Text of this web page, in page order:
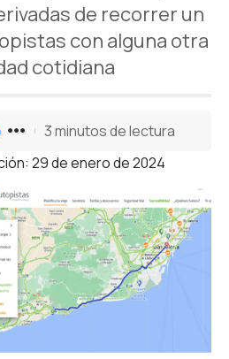
de recorrer un
con alguna otra
cotidiana
29 de enero de 2024
3 minutos de lectura